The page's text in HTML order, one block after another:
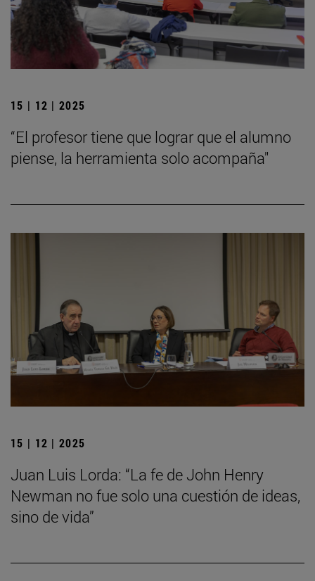
15 | 12 | 2025
“El profesor tiene que lograr que el alumno
piense, la herramienta solo acompaña"
15 | 12 | 2025
Juan Luis Lorda: “La fe de John Henry
Newman no fue solo una cuestión de ideas,
sino de vida”